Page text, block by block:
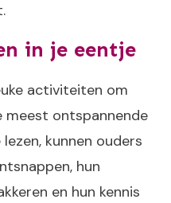
in je eentje
activiteiten om
meest ontspannende
kunnen ouders
hun
en hun kennis